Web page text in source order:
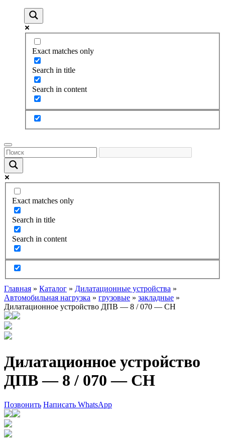
Exact matches only
Search in title
Search in content
Exact matches only
Search in title
Search in content
Главная » Каталог » Дилатационные устройства »
Автомобильная нагрузка » грузовые » закладные »
Дилатационное устройство ДПВ — 8 / 070 — СН
Дилатационное устройство
ДПВ — 8 / 070 — СН
Позвонить Написать WhatsApp